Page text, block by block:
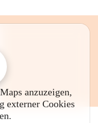
anzuzeigen,
externer Cookies